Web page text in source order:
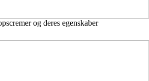
og deres egenskaber